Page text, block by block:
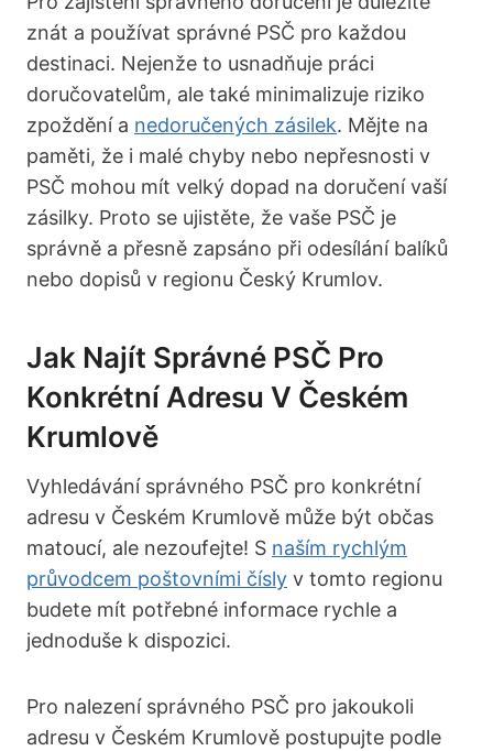
znát a používat správné PSČ pro každou
destinaci. Nejenže to usnadňuje práci
doručovatelům, ale také minimalizuje riziko
zpoždění a nedoručených zásilek. Mějte na
paměti, že i malé chyby nebo nepřesnosti v
PSČ mohou mít velký dopad na doručení vaší
zásilky. Proto se ujistěte, že vaše PSČ je
správně a přesně zapsáno při odesílání balíků
nebo dopisů v regionu Český Krumlov.
Jak Najít Správné PSČ Pro
Konkrétní Adresu V Českém
Krumlově
Vyhledávání správného PSČ pro konkrétní
adresu v Českém Krumlově může být občas
matoucí, ale nezoufejte! S naším rychlým
průvodcem poštovními čísly v tomto regionu
budete mít potřebné informace rychle a
jednoduše k dispozici.
Pro nalezení správného PSČ pro jakoukoli
adresu v Českém Krumlově postupujte podle